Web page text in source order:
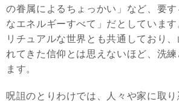
の眷属によるちょっかい」など、要
なエネルギーすべて」だとしていま
リチュアルな世界とも共通しており
れてきた信仰とは思えないほど、洗練
ます。
呪詛のとりわけでは、人々や家に取